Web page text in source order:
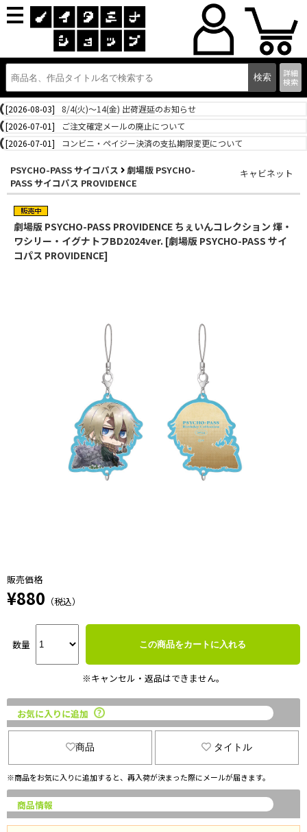
詳細
検索
[2026-08-03]
8/4(火)～14(金) 出荷遅延のお知らせ
[2026-07-01]
ご注文確定メールの廃止について
[2026-07-01]
コンビニ・ペイジー決済の支払期限変更について
PSYCHO-PASS サイコパス
劇場版 PSYCHO-
PASS サイコパス PROVIDENCE
キャビネット
劇場版 PSYCHO-PASS PROVIDENCE ちぇいんコレクション 煇・
ワシリー・イグナトフBD2024ver. [劇場版 PSYCHO-PASS サイ
コパス PROVIDENCE]
販売価格
¥880 （税込）
数量 この商品をカートに入れる
※キャンセル・返品はできません。
お気に入りに追加
商品 タイトル
※商品をお気に入りに追加すると、再入荷が決まった際にメールが届きます。
商品情報